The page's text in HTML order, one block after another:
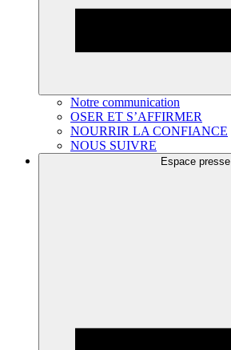
Notre communication
OSER ET S’AFFIRMER
NOURRIR LA CONFIANCE
NOUS SUIVRE
Espace presse